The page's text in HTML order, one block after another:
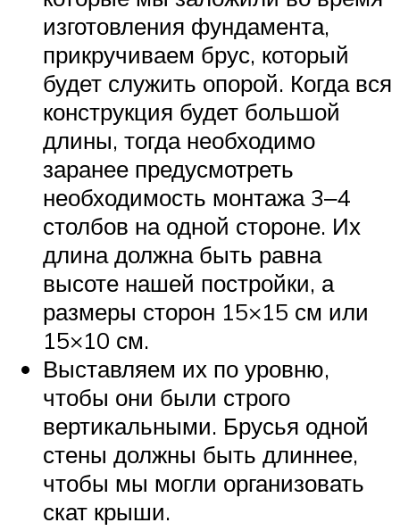
изготовления фундамента,
прикручиваем брус, который
будет служить опорой. Когда вся
конструкция будет большой
длины, тогда необходимо
заранее предусмотреть
необходимость монтажа 3‒4
столбов на одной стороне. Их
длина должна быть равна
высоте нашей постройки, а
размеры сторон 15×15 см или
15×10 см.
Выставляем их по уровню,
чтобы они были строго
вертикальными. Брусья одной
стены должны быть длиннее,
чтобы мы могли организовать
скат крыши.